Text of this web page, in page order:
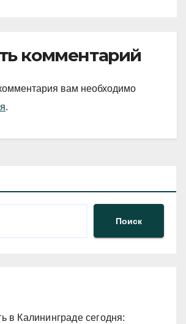
комментарий
вам необходимо
.
Поиск
в Калининграде сегодня: